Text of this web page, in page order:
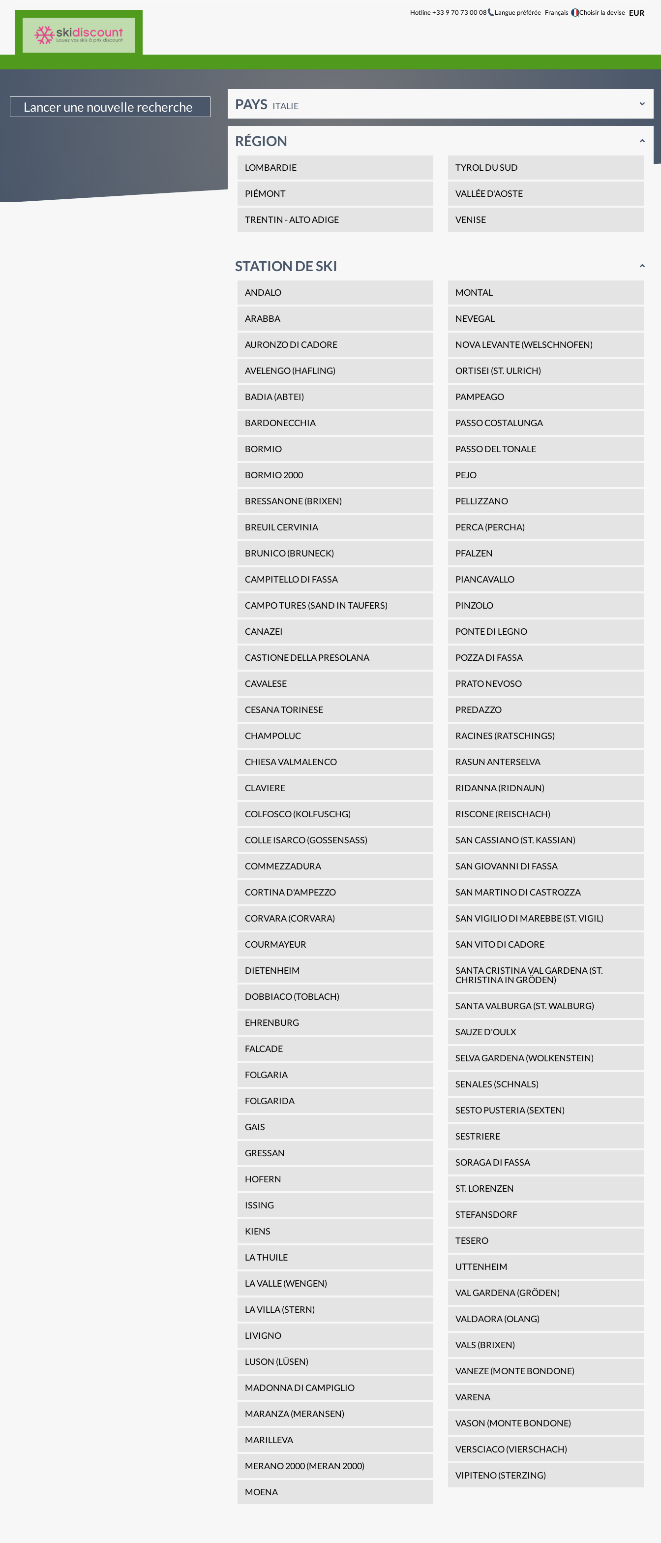
Hotline +33 9 70 73 00 08 Langue préférée Français Choisir la devise EUR
Lancer une nouvelle recherche PAYS ITALIE
RÉGION
LOMBARDIE
PIÉMONT
TRENTIN - ALTO ADIGE
TYROL DU SUD
VALLÉE D'AOSTE
VENISE
STATION DE SKI
ANDALO
ARABBA
AURONZO DI CADORE
AVELENGO (HAFLING)
BADIA (ABTEI)
BARDONECCHIA
BORMIO
BORMIO 2000
BRESSANONE (BRIXEN)
BREUIL CERVINIA
BRUNICO (BRUNECK)
CAMPITELLO DI FASSA
CAMPO TURES (SAND IN TAUFERS)
CANAZEI
CASTIONE DELLA PRESOLANA
CAVALESE
CESANA TORINESE
CHAMPOLUC
CHIESA VALMALENCO
CLAVIERE
COLFOSCO (KOLFUSCHG)
COLLE ISARCO (GOSSENSASS)
COMMEZZADURA
CORTINA D'AMPEZZO
CORVARA (CORVARA)
COURMAYEUR
DIETENHEIM
DOBBIACO (TOBLACH)
EHRENBURG
FALCADE
FOLGARIA
FOLGARIDA
GAIS
GRESSAN
HOFERN
ISSING
KIENS
LA THUILE
LA VALLE (WENGEN)
LA VILLA (STERN)
LIVIGNO
LUSON (LÜSEN)
MADONNA DI CAMPIGLIO
MARANZA (MERANSEN)
MARILLEVA
MERANO 2000 (MERAN 2000)
MOENA
MONTAL
NEVEGAL
NOVA LEVANTE (WELSCHNOFEN)
ORTISEI (ST. ULRICH)
PAMPEAGO
PASSO COSTALUNGA
PASSO DEL TONALE
PEJO
PELLIZZANO
PERCA (PERCHA)
PFALZEN
PIANCAVALLO
PINZOLO
PONTE DI LEGNO
POZZA DI FASSA
PRATO NEVOSO
PREDAZZO
RACINES (RATSCHINGS)
RASUN ANTERSELVA
RIDANNA (RIDNAUN)
RISCONE (REISCHACH)
SAN CASSIANO (ST. KASSIAN)
SAN GIOVANNI DI FASSA
SAN MARTINO DI CASTROZZA
SAN VIGILIO DI MAREBBE (ST. VIGIL)
SAN VITO DI CADORE
SANTA CRISTINA VAL GARDENA (ST.
CHRISTINA IN GRÖDEN)
SANTA VALBURGA (ST. WALBURG)
SAUZE D'OULX
SELVA GARDENA (WOLKENSTEIN)
SENALES (SCHNALS)
SESTO PUSTERIA (SEXTEN)
SESTRIERE
SORAGA DI FASSA
ST. LORENZEN
STEFANSDORF
TESERO
UTTENHEIM
VAL GARDENA (GRÖDEN)
VALDAORA (OLANG)
VALS (BRIXEN)
VANEZE (MONTE BONDONE)
VARENA
VASON (MONTE BONDONE)
VERSCIACO (VIERSCHACH)
VIPITENO (STERZING)